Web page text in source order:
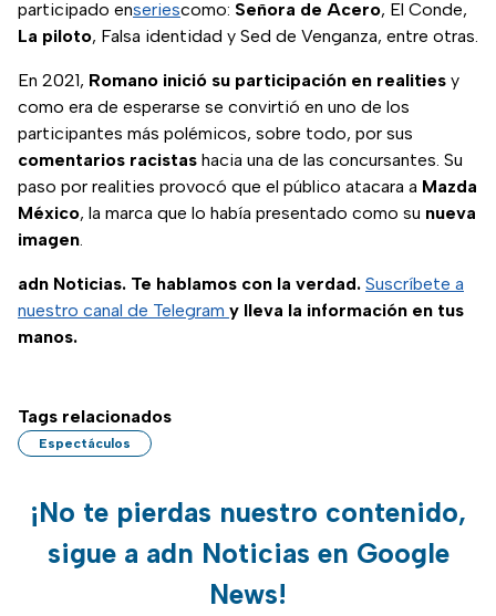
participado enseriescomo: Señora de Acero, El Conde,
La piloto, Falsa identidad y Sed de Venganza, entre otras.
En 2021, Romano inició su participación en realities y
como era de esperarse se convirtió en uno de los
participantes más polémicos, sobre todo, por sus
comentarios racistas hacia una de las concursantes. Su
paso por realities provocó que el público atacara a Mazda
México, la marca que lo había presentado como su nueva
imagen.
adn Noticias. Te hablamos con la verdad. Suscríbete a
nuestro canal de Telegram y lleva la información en tus
manos.
Tags relacionados
Espectáculos
¡No te pierdas nuestro contenido,
sigue a adn Noticias en Google
News!